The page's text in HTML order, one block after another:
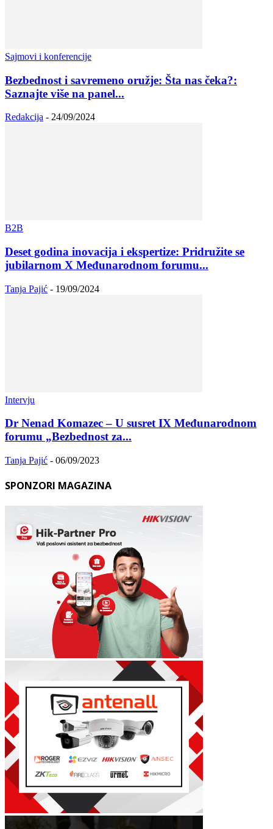
Sajmovi i konferencije
Bezbednost i savremeno oružje: Šta nas čeka?:
Saznajte više na panel...
Redakcija - 24/09/2024
B2B
Deset godina inovacija i ekspertize: Pridružite se
jubilarnom X Međunarodnom forumu...
Tanja Pajić - 19/09/2024
Intervju
Dr Nenad Komazec – U susret IX Međunarodnom
forumu „Bezbednost za...
Tanja Pajić - 06/09/2023
SPONZORI MAGAZINA